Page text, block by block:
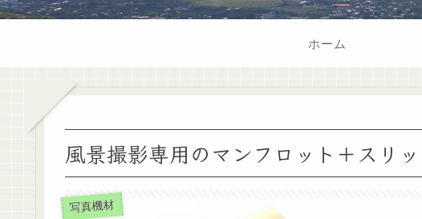
ホーム
風景撮影専用のマンフロット＋スリ
写真機材